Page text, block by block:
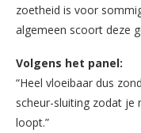
zoetheid is voor
algemeen scoort deze
Volgens het panel:
“Heel vloeibaar dus
scheur-sluiting zodat je
loopt.”